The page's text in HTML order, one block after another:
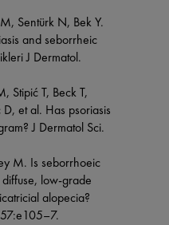
Sentürk N, Bek Y.
and seborrheic
J Dermatol.
Stipić T, Beck T,
et al. Has psoriasis
J Dermatol Sci.
M. Is seborrhoeic
low-grade
alopecia?